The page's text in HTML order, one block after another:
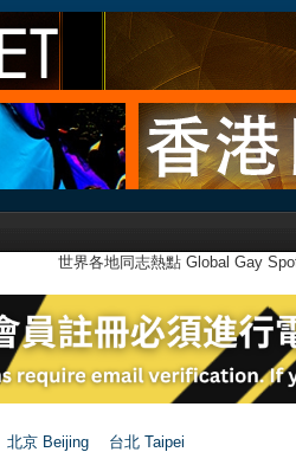
世界各地同志熱點 Global Gay
北京 Beijing 台北 Taipei